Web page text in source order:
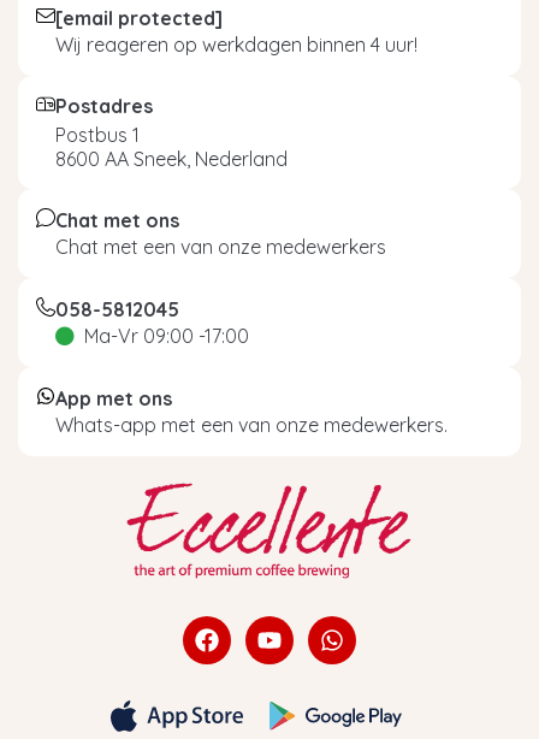
[email protected]
Wij reageren op werkdagen binnen 4 uur!
Postadres
Postbus 1
8600 AA Sneek, Nederland
Chat met ons
Chat met een van onze medewerkers
058-5812045
Ma-Vr 09:00 -17:00
App met ons
Whats-app met een van onze medewerkers.